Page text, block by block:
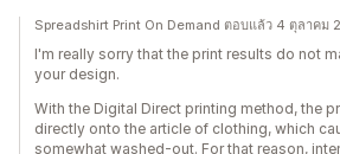
Spreadshirt Print On Demand ตอบแล้ว 4 ตุลาคม
I'm really sorry that the print results do not
your design.
With the Digital Direct printing method, the
directly onto the article of clothing, which
somewhat washed-out. For that reason,